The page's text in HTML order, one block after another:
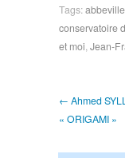
Tags:abbeville
conservatoire
et moi,Jean-
← Ahmed
« ORIGAMI »